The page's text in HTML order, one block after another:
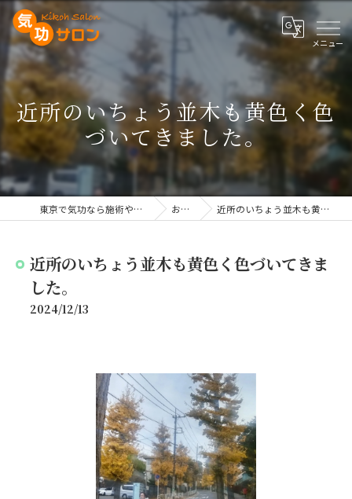
近所のいちょう並木も黄色く色
づいてきました。
東京で気功なら施術や講座を行う気功サロン お知らせ 近所のいちょう並木も黄色く色づいてきました。
近所のいちょう並木も黄色く色づいてきま
した。
2024/12/13